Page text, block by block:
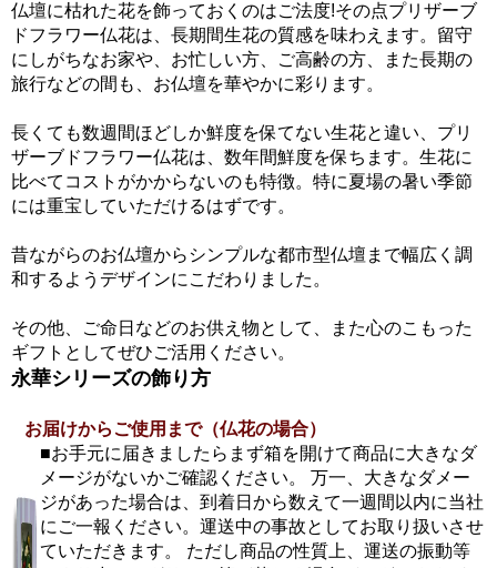
仏壇に枯れた花を飾っておくのはご法度!その点プリザーブ
ドフラワー仏花は、長期間生花の質感を味わえます。留守
にしがちなお家や、お忙しい方、ご高齢の方、また長期の
旅行などの間も、お仏壇を華やかに彩ります。
長くても数週間ほどしか鮮度を保てない生花と違い、プリ
ザーブドフラワー仏花は、数年間鮮度を保ちます。生花に
比べてコストがかからないのも特徴。特に夏場の暑い季節
には重宝していただけるはずです。
昔ながらのお仏壇からシンプルな都市型仏壇まで幅広く調
和するようデザインにこだわりました。
その他、ご命日などのお供え物として、また心のこもった
ギフトとしてぜひご活用ください。
永華シリーズの飾り方
お届けからご使用まで（仏花の場合）
■お手元に届きましたらまず箱を開けて商品に大きなダ
メージがないかご確認ください。 万一、大きなダメー
ジがあった場合は、到着日から数えて一週間以内に当社
にご一報ください。運送中の事故としてお取り扱いさせ
ていただきます。 ただし商品の性質上、運送の振動等